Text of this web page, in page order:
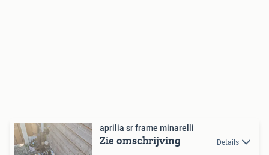
aprilia sr frame minarelli
Zie omschrijving Details